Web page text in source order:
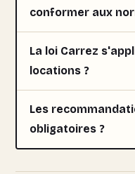
conformer aux
La loi Carrez
locations ?
Les
obligatoires ?